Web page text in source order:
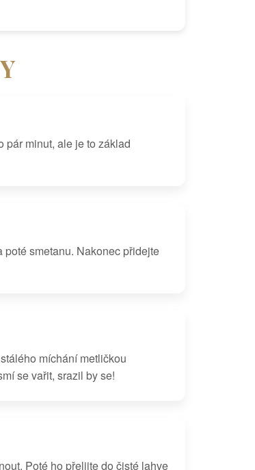
pár minut, ale je to základ
smetanu. Nakonec přidejte
míchání metličkou
se vařit, srazil by se!
Poté ho přelijte do čisté lahve